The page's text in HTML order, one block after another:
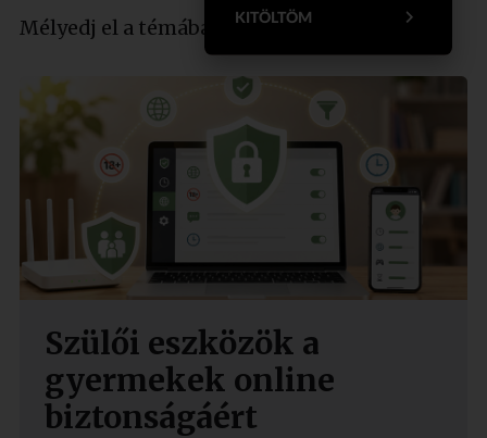
KITÖLTÖM
Mélyedj el a témában szakértőnkkel!
Szülői eszközök a
gyermekek online
biztonságáért